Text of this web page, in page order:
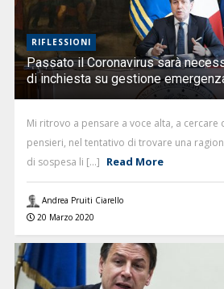
RIFLESSIONI
Passato il Coronavirus sarà
di inchiesta su gestione
Mi ritrovo a pensare a voce alta, a
pensieri, nel tentativo di trovare una
di sospesa li [...] Read More
Andrea Pruiti Ciarello
20 Marzo 2020